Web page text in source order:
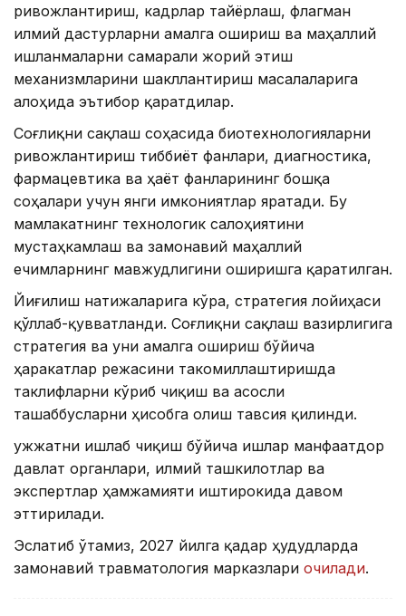
ривожлантириш, кадрлар тайёрлаш, флагман
илмий дастурларни амалга ошириш ва маҳаллий
ишланмаларни самарали жорий этиш
механизмларини шакллантириш масалаларига
алоҳида эътибор қаратдилар.
Соғлиқни сақлаш соҳасида биотехнологияларни
ривожлантириш тиббиёт фанлари, диагностика,
фармацевтика ва ҳаёт фанларининг бошқа
соҳалари учун янги имкониятлар яратади. Бу
мамлакатнинг технологик салоҳиятини
мустаҳкамлаш ва замонавий маҳаллий
ечимларнинг мавжудлигини оширишга қаратилган.
Йиғилиш натижаларига кўра, стратегия лойиҳаси
қўллаб-қувватланди. Соғлиқни сақлаш вазирлигига
стратегия ва уни амалга ошириш бўйича
ҳаракатлар режасини такомиллаштиришда
таклифларни кўриб чиқиш ва асосли
ташаббусларни ҳисобга олиш тавсия қилинди.
Ҳужжатни ишлаб чиқиш бўйича ишлар манфаатдор
давлат органлари, илмий ташкилотлар ва
экспертлар ҳамжамияти иштирокида давом
эттирилади.
Эслатиб ўтамиз, 2027 йилга қадар ҳудудларда
замонавий травматология марказлари очилади.